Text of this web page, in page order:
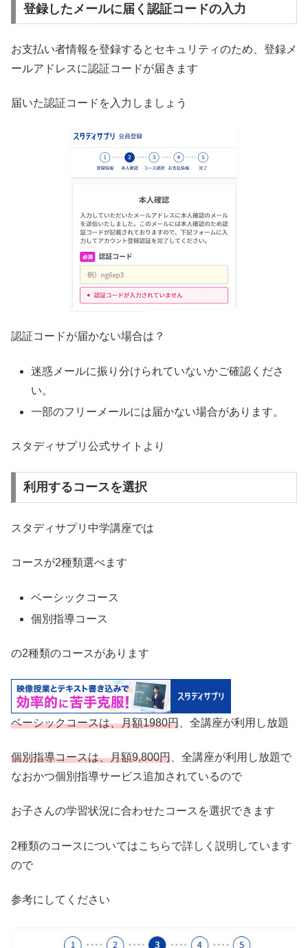
登録したメールに届く認証コードの入力
お支払い者情報を登録するとセキュリティのため、登録メ
ールアドレスに認証コードが届きます
届いた認証コードを入力しましょう
認証コードが届かない場合は？
迷惑メールに振り分けられていないかご確認くださ
い。
一部のフリーメールには届かない場合があります。
スタディサプリ公式サイトより
利用するコースを選択
スタディサプリ中学講座では
コースが2種類選べます
ベーシックコース
個別指導コース
の2種類のコースがあります
ベーシックコースは、月額1980円 、全講座が利用し放題
個別指導コースは、月額9,800円 、全講座が利用し放題で
なおかつ個別指導サービス追加されているので
お子さんの学習状況に合わせたコースを選択できます
2種類のコースについてはこちらで詳しく説明しています
ので
参考にしてください